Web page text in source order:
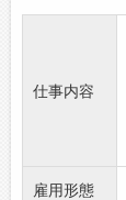
仕事内容
雇用形態